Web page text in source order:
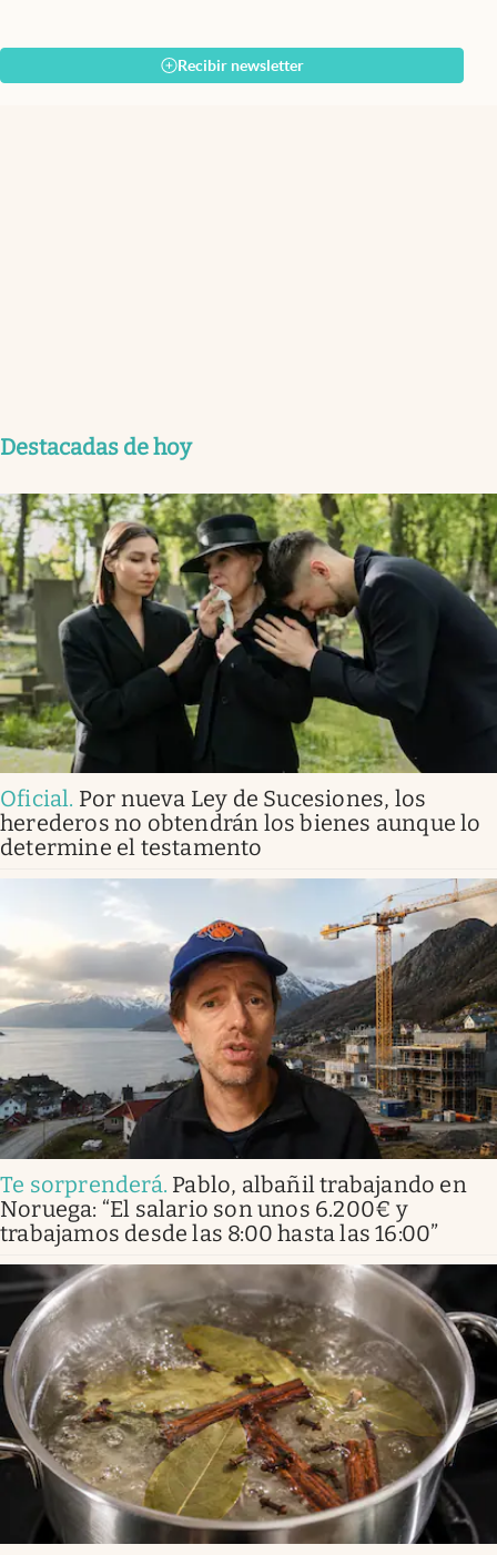
Recibir newsletter
Destacadas de hoy
Oficial. Por nueva Ley de Sucesiones, los
herederos no obtendrán los bienes aunque lo
determine el testamento
Te sorprenderá. Pablo, albañil trabajando en
Noruega: “El salario son unos 6.200€ y
trabajamos desde las 8:00 hasta las 16:00”